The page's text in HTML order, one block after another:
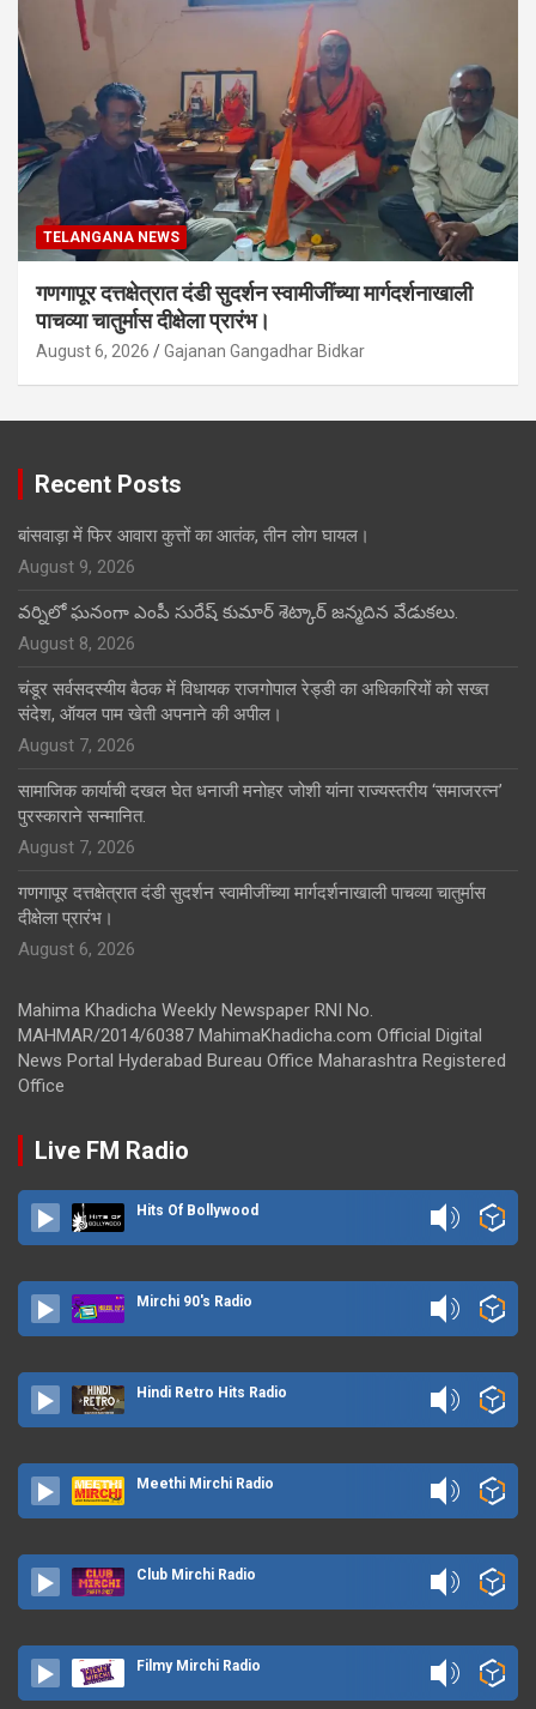
TELANGANA NEWS
गणगापूर दत्तक्षेत्रात दंडी सुदर्शन स्वामीजींच्या मार्गदर्शनाखाली
पाचव्या चातुर्मास दीक्षेला प्रारंभ।
August 6, 2026 Gajanan Gangadhar Bidkar
Recent Posts
बांसवाड़ा में फिर आवारा कुत्तों का आतंक, तीन लोग घायल।
August 9, 2026
వర్నిలో ఘనంగా ఎంపీ సురేష్ కుమార్ శెట్కార్ జన్మదిన వేడుకలు.
August 8, 2026
चंडूर सर्वसदस्यीय बैठक में विधायक राजगोपाल रेड्डी का अधिकारियों को सख्त
संदेश, ऑयल पाम खेती अपनाने की अपील।
August 7, 2026
सामाजिक कार्याची दखल घेत धनाजी मनोहर जोशी यांना राज्यस्तरीय ‘समाजरत्न’
पुरस्काराने सन्मानित.
August 7, 2026
गणगापूर दत्तक्षेत्रात दंडी सुदर्शन स्वामीजींच्या मार्गदर्शनाखाली पाचव्या चातुर्मास
दीक्षेला प्रारंभ।
August 6, 2026
Mahima Khadicha Weekly Newspaper RNI No.
MAHMAR/2014/60387 MahimaKhadicha.com Official Digital
News Portal Hyderabad Bureau Office Maharashtra Registered
Office
Live FM Radio
Hits Of Bollywood
Mirchi 90's Radio
Hindi Retro Hits Radio
Meethi Mirchi Radio
Club Mirchi Radio
Filmy Mirchi Radio